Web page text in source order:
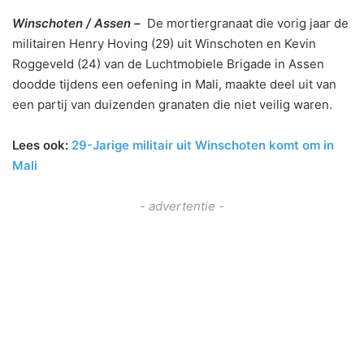
Winschoten / Assen – De mortiergranaat die vorig jaar de
militairen Henry Hoving (29) uit Winschoten en Kevin
Roggeveld (24) van de Luchtmobiele Brigade in Assen
doodde tijdens een oefening in Mali, maakte deel uit van
een partij van duizenden granaten die niet veilig waren.
Lees ook: 29-Jarige militair uit Winschoten komt om in
Mali
- advertentie -